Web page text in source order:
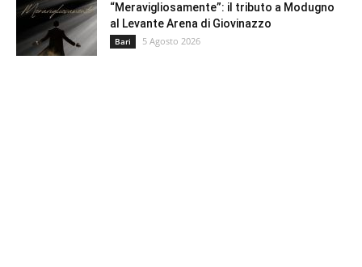
“Meravigliosamente”: il tributo a Modugno
al Levante Arena di Giovinazzo
Bari 5 Agosto 2026